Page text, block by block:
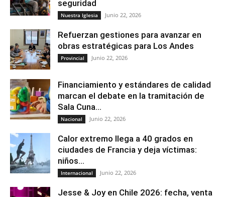
seguridad
Nuestra Iglesia Junio 22, 2026
Refuerzan gestiones para avanzar en
obras estratégicas para Los Andes
Provincial Junio 22, 2026
Financiamiento y estándares de calidad
marcan el debate en la tramitación de
Sala Cuna...
Nacional Junio 22, 2026
Calor extremo llega a 40 grados en
ciudades de Francia y deja víctimas:
niños...
Internacional Junio 22, 2026
Jesse & Joy en Chile 2026: fecha, venta